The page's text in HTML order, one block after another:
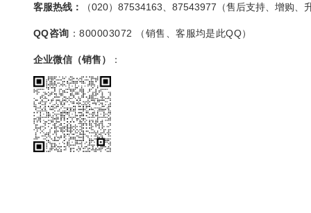
客服热线 ： （020）87534163、87543977（售后支持、增购、
QQ咨询 ：800003072 （销售、客服均是此QQ）
企业微信（销售） ：